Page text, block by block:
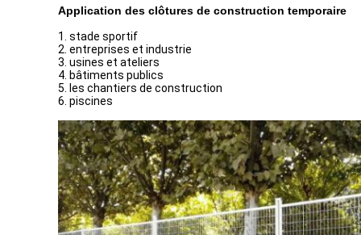
Application des clôtures de construction temporaire
1. stade sportif
2. entreprises et industrie
3. usines et ateliers
4. bâtiments publics
5. les chantiers de construction
6. piscines